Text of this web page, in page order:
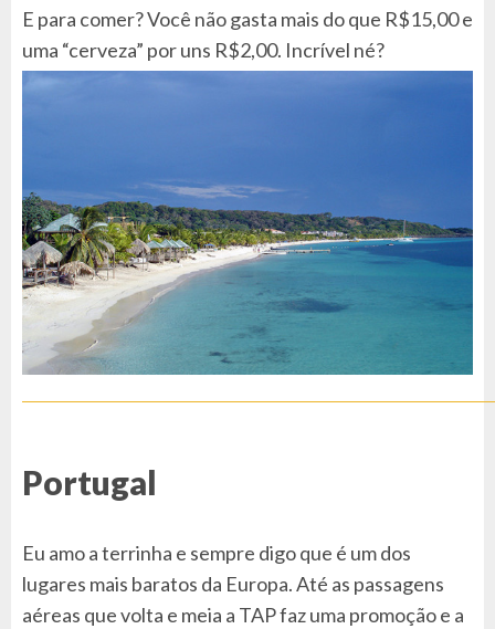
E para comer? Você não gasta mais do que R$15,00 e
uma “cerveza” por uns R$2,00. Incrível né?
Portugal
Eu amo a terrinha e sempre digo que é um dos
lugares mais baratos da Europa. Até as passagens
aéreas que volta e meia a TAP faz uma promoção e a